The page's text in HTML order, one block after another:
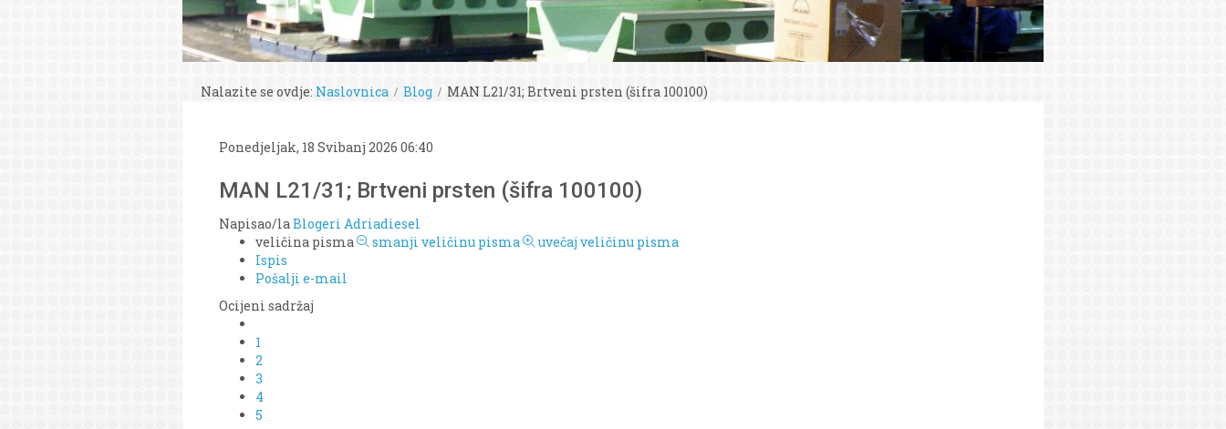
Nalazite se ovdje: Naslovnica Blog MAN L21/31; Brtveni prsten (šifra 100100)
Ponedjeljak, 18 Svibanj 2026 06:40
MAN L21/31; Brtveni prsten (šifra 100100)
Napisao/laBlogeri Adriadiesel
veličina pisma
smanji veličinu pisma
uvečaj veličinu pisma
Ispis
Pošalji e-mail
Ocijeni sadržaj
1
2
3
4
5